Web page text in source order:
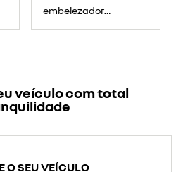
embelezador
veículo com total
O SEU VEÍCULO